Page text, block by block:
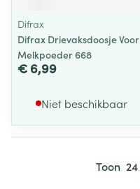
Difrax
Difrax Drievaksdoosje Voor
Melkpoeder 668
€ 6,99
Niet beschikbaar
Toon